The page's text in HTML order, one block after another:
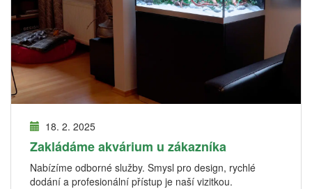
18. 2. 2025
Zakládáme akvárium u zákazníka
Nabízíme odborné služby. Smysl pro design, rychlé
dodání a profesionální přístup je naší vizitkou.